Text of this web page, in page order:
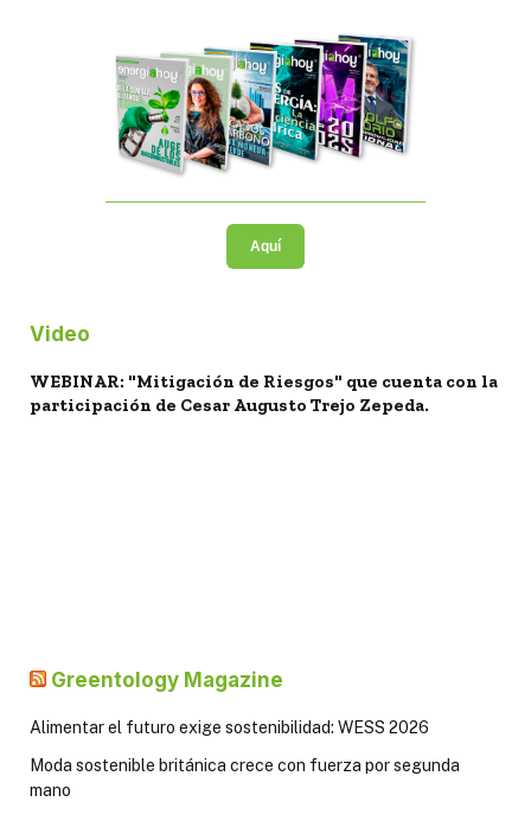
Aquí
Video
WEBINAR: "Mitigación de Riesgos" que cuenta con la
participación de Cesar Augusto Trejo Zepeda.
Greentology Magazine
Alimentar el futuro exige sostenibilidad: WESS 2026
Moda sostenible británica crece con fuerza por segunda
mano